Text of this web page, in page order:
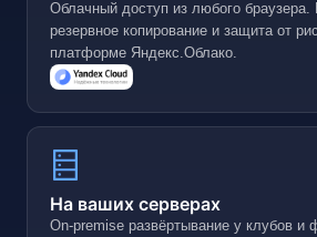
Облачный доступ из любого браузера.
резервное копирование и защита от
платформе Яндекс.Облако.
На ваших серверах
On-premise развёртывание у клубов и